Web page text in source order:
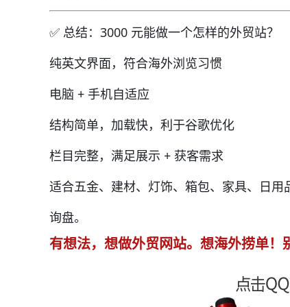
✅ 总结：3000 元能做一个怎样的外贸站？
纯英文界面，符合海外浏览习惯
电脑 + 手机自适应
结构简单，加载快，利于谷歌优化
栏目完整，满足展示 + 获客需求
适合五金、建材、灯饰、箱包、家具、日用
询盘。
有想法，想做外贸网站。想海外捞单！